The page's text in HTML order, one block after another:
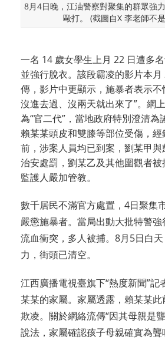
8月4日晚，江油警察對聚集的群眾強
毆打。 (截圖自X 李老師不
一名 14 歲女學生上月 22 日遭多
並強行脫衣。該段霸凌的影片本
傳，影片中更顯示，施暴者表示不
沒進去過、沒兩天就出來了”。網
為“官二代”，當地政府特別澄清為
賴某某頭皮和雙膝等部位受傷，經
前，涉案人員均已到案，劉某甲
治安處罰，劉某乙及其他圍觀者
監護人嚴加管教。
數千居民不滿官方處置，4日聚集
嚴懲施暴者。當局出動大批特警
流血衝突，多人被捕。8月5日白
力，街頭已清空。
江西廣播電視臺旗下“熱度新聞”記
某某的家屬。家屬透露，賴某某
欺凌。關於網絡流傳“因其母親是
說法，家屬確認孩子母親確實為